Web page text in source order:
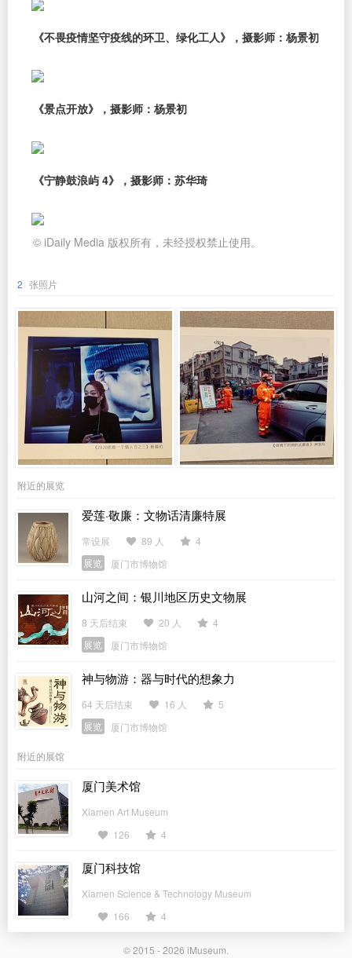
《不畏疫情坚守疫线的环卫、绿化工人》，摄影师：杨景初
《景点开放》，摄影师：杨景初
《宁静鼓浪屿 4》，摄影师：苏华琦
© iDaily Media 版权所有，未经授权禁止使用。
2 张照片
附近的展览
爱莲·敬廉：文物话清廉特展
常设展 89 人
4
展览
厦门市博物馆
山河之间：银川地区历史文物展
8 天后结束 20 人
4
展览
厦门市博物馆
神与物游：器与时代的想象力
64 天后结束 16 人
5
展览
厦门市博物馆
附近的展馆
厦门美术馆
Xiamen Art Museum
126
4
厦门科技馆
Xiamen Science & Technology Museum
166
4
© 2015 - 2026 iMuseum